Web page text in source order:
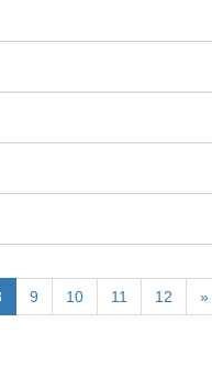
9 10 11 12 »